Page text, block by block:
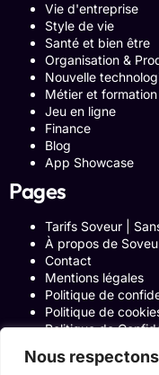
Nous
Vie d'entreprise
Style de vie
Santé et bien être
Organisation &
Nouvelle
Métier et formation
Jeu en ligne
Finance
Blog
App Showcase
Pages
Tarifs Soveur |
À propos de
Contact
Mentions légales
Politique de
Politique de
Politique de
Blog